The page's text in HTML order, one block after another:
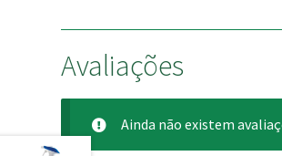
Avaliações
Ainda não existem